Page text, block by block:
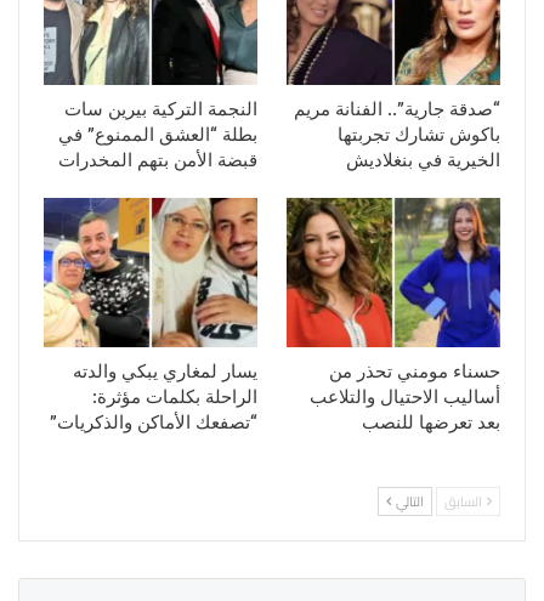
“صدقة جارية”.. الفنانة مريم
باكوش تشارك تجربتها
الخيرية في بنغلاديش
النجمة التركية بيرين سات
بطلة “العشق الممنوع” في
قبضة الأمن بتهم المخدرات
حسناء مومني تحذر من
أساليب الاحتيال والتلاعب
بعد تعرضها للنصب
يسار لمغاري يبكي والدته
الراحلة بكلمات مؤثرة:
“تصفعك الأماكن والذكريات”
السابق التالي